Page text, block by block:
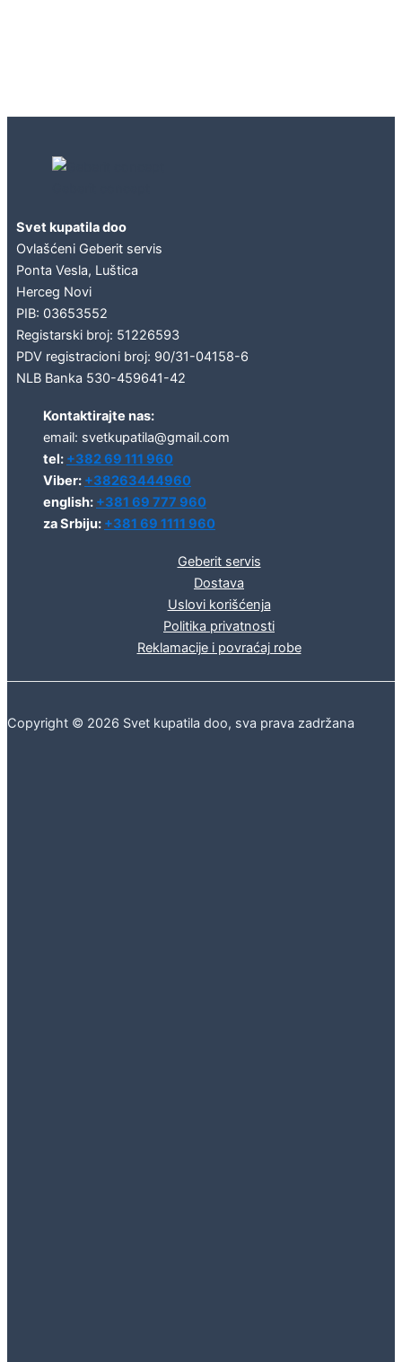
Svet kupatila doo
Ovlašćeni Geberit servis
Ponta Vesla, Luštica
Herceg Novi
PIB: 03653552
Registarski broj: 51226593
PDV registracioni broj: 90/31-04158-6
NLB Banka 530-459641-42
Kontaktirajte nas:
email: svetkupatila@gmail.com
tel: +382 69 111 960
Viber: +38263444960
english: +381 69 777 960
za Srbiju: +381 69 1111 960
Geberit servis
Dostava
Uslovi korišćenja
Politika privatnosti
Reklamacije i povraćaj robe
Copyright © 2026 Svet kupatila doo, sva prava zadržana